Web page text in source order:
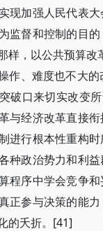
现加强人民代表
监督和控制的目
样，以公共预算改
作、难度也不大的
破口来切实改变
与经济改革直接
进行根本性重构
种政治势力和利
程序中学会竞争
正参与决策的能
的夭折。[41]